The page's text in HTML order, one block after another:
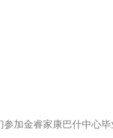
加金睿家康巴什中心